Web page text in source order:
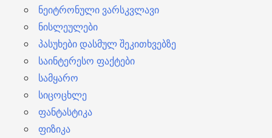
ნეიტრონული ვარსკვლავი
ნისლეულები
პასუხები დასმულ შეკითხვებზე
საინტერესო ფაქტები
სამყარო
სიცოცხლე
ფანტასტიკა
ფიზიკა